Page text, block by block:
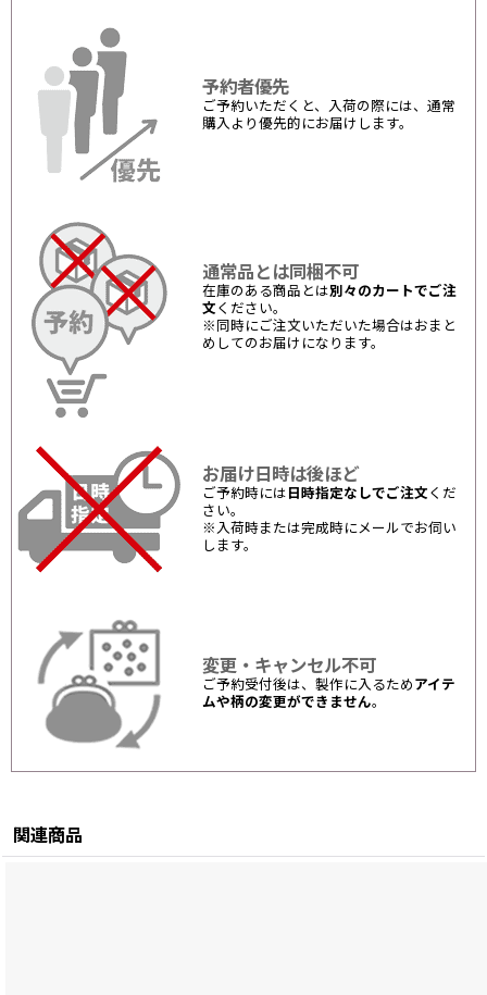
予約者優先
ご予約いただくと、入荷の際には、通常
購入より優先的にお届けします。
通常品とは同梱不可
在庫のある商品とは別々のカートでご注
文 ください。
※同時にご注文いただいた場合はおまと
めしてのお届けになります。
お届け日時は後ほど
ご予約時には 日時指定なしでご注文 くだ
さい。
※入荷時または完成時にメールでお伺い
します。
変更・キャンセル不可
ご予約受付後は、製作に入るため アイテ
ムや柄の変更ができません。
関連商品